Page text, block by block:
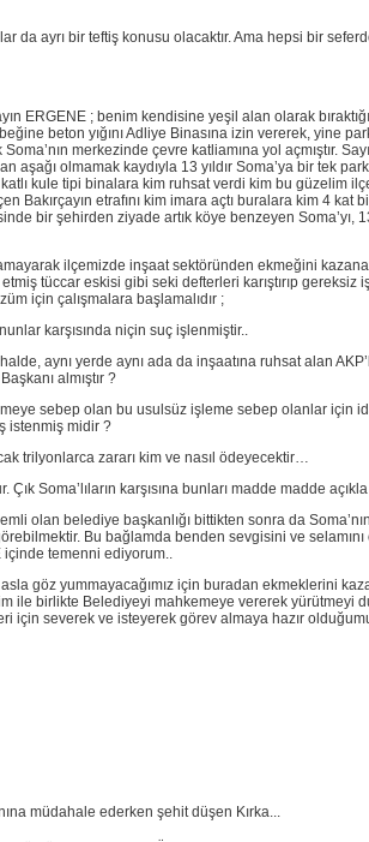
ayrı bir teftiş konusu olacaktır. Ama hepsi bir
ERGENE ; benim kendisine yeşil alan olarak
beton yığını Adliye Binasına izin vererek, yine
merkezinde çevre katliamına yol açmıştır.
olmamak kaydıyla 13 yıldır Soma’ya bir tek
katlı kule tipi binalara kim ruhsat verdi kim bu güzelim
Bakırçayın etrafını kim imara açtı buralara kim 4 kat
bir şehirden ziyade artık köye benzeyen Soma’yı,
ilçemizde inşaat sektöründen ekmeğini
tüccar eskisi gibi seki defterleri karıştırıp gereksiz
için çalışmalara başlamalıdır ;
karşısında niçin suç işlenmiştir..
aynı yerde aynı ada da inşaatına ruhsat alan
almıştır ?
sebep olan bu usulsüz işleme sebep olanlar için
istenmiş midir ?
trilyonlarca zararı kim ve nasıl ödeyecektir…
Soma’lıların karşısına bunları madde madde
olan belediye başkanlığı bittikten sonra da
Bu bağlamda benden sevgisini ve selamını
içinde temenni ediyorum..
göz yummayacağımız için buradan ekmeklerini
ile birlikte Belediyeyi mahkemeye vererek yürütmeyi
için severek ve isteyerek görev almaya hazır
müdahale ederken şehit düşen Kırka...